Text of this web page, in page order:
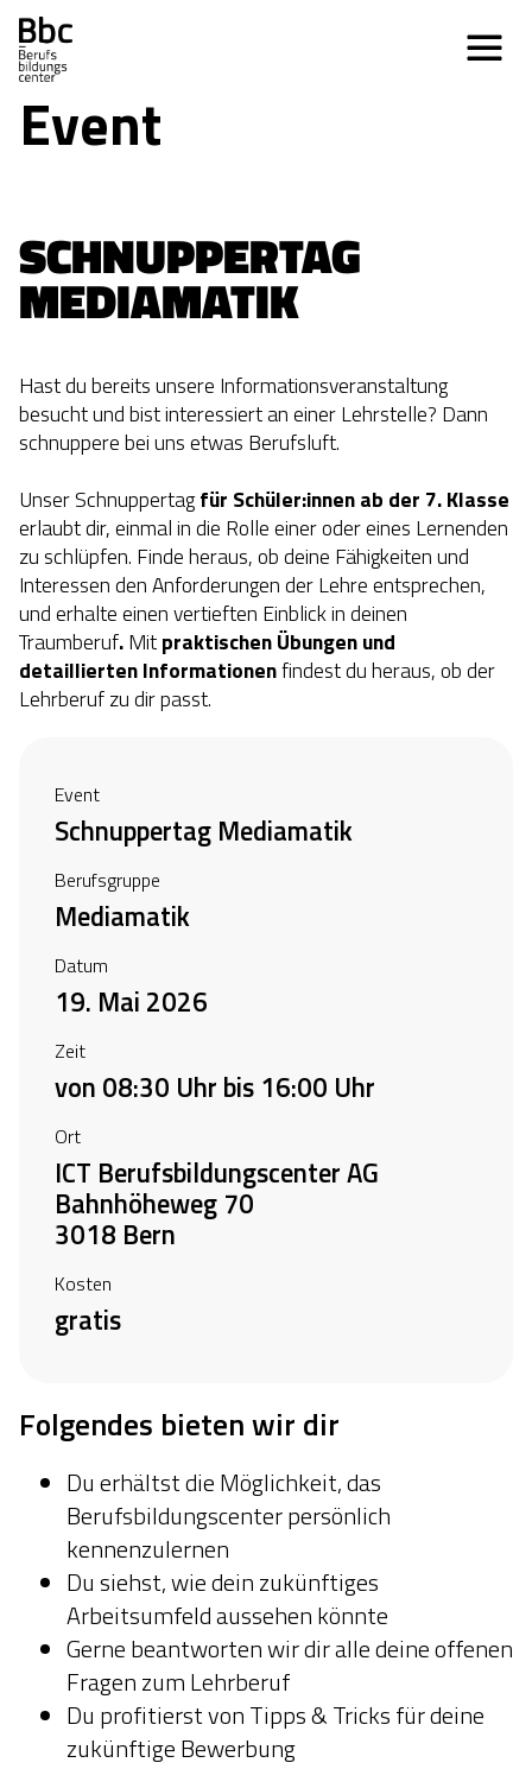
Event
SCHNUPPERTAG
MEDIAMATIK
Hast du bereits unsere Informationsveranstaltung
besucht und bist interessiert an einer Lehrstelle? Dann
schnuppere bei uns etwas Berufsluft.
Unser Schnuppertagfür Schüler:innen ab der 7. Klasse
erlaubt dir, einmal in die Rolle einer oder eines Lernenden
zu schlüpfen. Finde heraus, ob deine Fähigkeiten und
Interessen den Anforderungen der Lehre entsprechen,
und erhalte einen vertieften Einblick in deinen
Traumberuf.Mitpraktischen Übungenund
detaillierten Informationenfindest du heraus, ob der
Lehrberufzu dir passt.
Event
Schnuppertag Mediamatik
Berufsgruppe
Mediamatik
Datum
19. Mai 2026
Zeit
von 08:30 Uhr bis 16:00 Uhr
Ort
ICT Berufsbildungscenter AG
Bahnhöheweg 70
3018 Bern
Kosten
gratis
Folgendes bieten wir dir
Du erhältst die Möglichkeit, das
Berufsbildungscenter persönlich
kennenzulernen
Du siehst, wie dein zukünftiges
Arbeitsumfeld aussehen könnte
Gerne beantworten wir dir alle deine offenen
Fragen zum Lehrberuf
Du profitierst von Tipps & Tricks für deine
zukünftige Bewerbung